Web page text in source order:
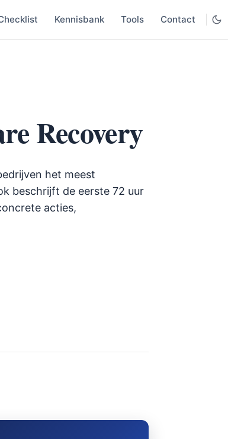
Kennisbank Tools Contact
Recovery
het meest
beschrijft de eerste 72 uur
acties,